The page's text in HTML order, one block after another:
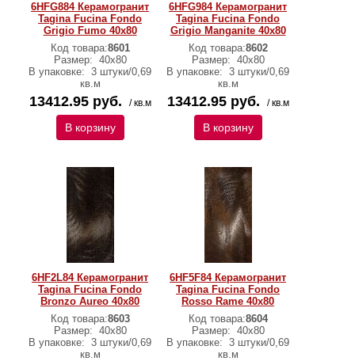
6HFG884 Керамогранит
Tagina Fucina Fondo
Grigio Fumo 40x80
Код товара:8601
Размер: 40x80
В упаковке: 3 штуки/0,69
кв.м
13412.95 руб. / кв.м
В корзину
6HFG984 Керамогранит
Tagina Fucina Fondo
Grigio Manganite 40x80
Код товара:8602
Размер: 40x80
В упаковке: 3 штуки/0,69
кв.м
13412.95 руб. / кв.м
В корзину
6HF2L84 Керамогранит
Tagina Fucina Fondo
Bronzo Aureo 40x80
Код товара:8603
Размер: 40x80
В упаковке: 3 штуки/0,69
кв.м
6HF5F84 Керамогранит
Tagina Fucina Fondo
Rosso Rame 40x80
Код товара:8604
Размер: 40x80
В упаковке: 3 штуки/0,69
кв.м